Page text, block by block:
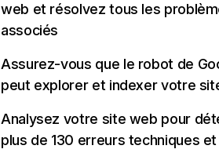
web et résolvez tous les
associés
Assurez-vous que le robot de
peut explorer et indexer votre
Analysez votre site web pour
plus de 130 erreurs techniques et